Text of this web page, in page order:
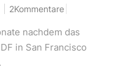
2Kommentare
nachdem das
in San Francisco